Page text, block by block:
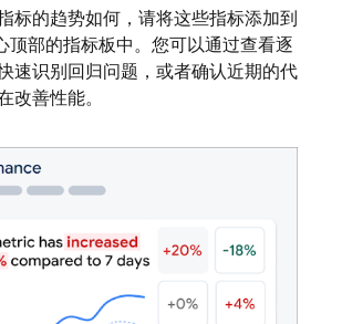
标的趋势如何，请将这些指标添加到
顶部的指标板中。您可以通过查看逐
速识别回归问题，或者确认近期的代
改善性能。